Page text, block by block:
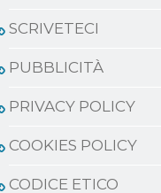
SCRIVETECI
PUBBLICITÀ
PRIVACY POLICY
COOKIES POLICY
CODICE ETICO